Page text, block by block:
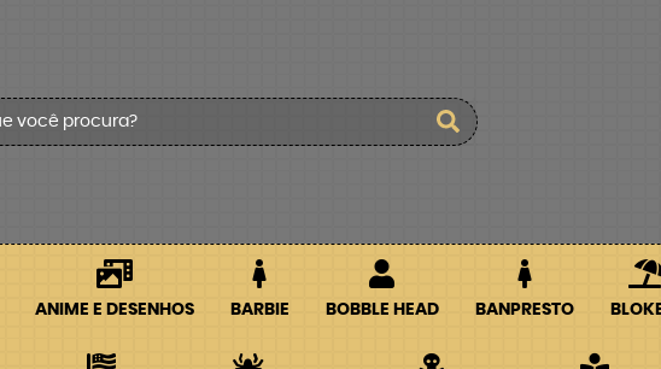
ANIME E DESENHOS BARBIE BOBBLE HEAD BANPRESTO